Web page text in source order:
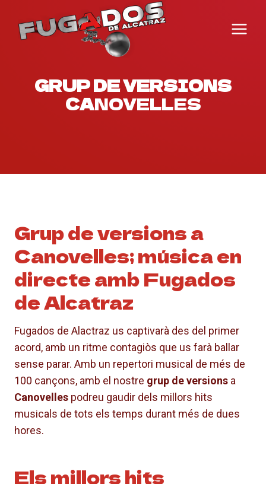
contingut
GRUP DE VERSIONS
CANOVELLES
Grup de versions a
Canovelles; música en
directe amb Fugados
de Alcatraz
Fugados de Alactraz us captivarà des del primer
acord, amb un ritme contagiòs que us farà ballar
sense parar. Amb un repertori musical de més de
100 cançons, amb el nostre grup de versions a
Canovelles podreu gaudir dels millors hits
musicals de tots els temps durant més de dues
hores.
Els millors hits